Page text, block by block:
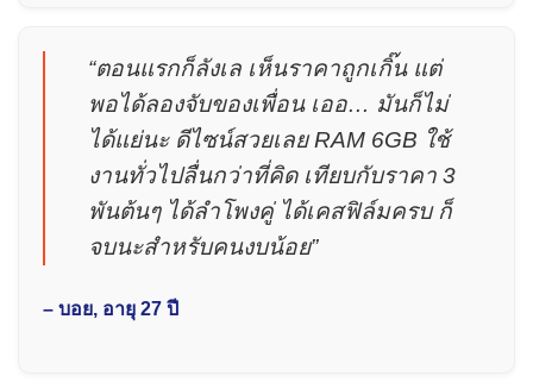
“ตอนแรกก็ลังเล เห็นราคาถูกเกิ๊น แต่
พอได้ลองจับของเพื่อน เออ… มันก็ไม่
ได้แย่นะ ดีไซน์สวยเลย RAM 6GB ใช้
งานทั่วไปลื่นกว่าที่คิด เทียบกับราคา 3
พันต้นๆ ได้ลำโพงคู่ ได้เคสฟิล์มครบ ก็
จบนะสำหรับคนงบน้อย”
– บอย, อายุ 27 ปี